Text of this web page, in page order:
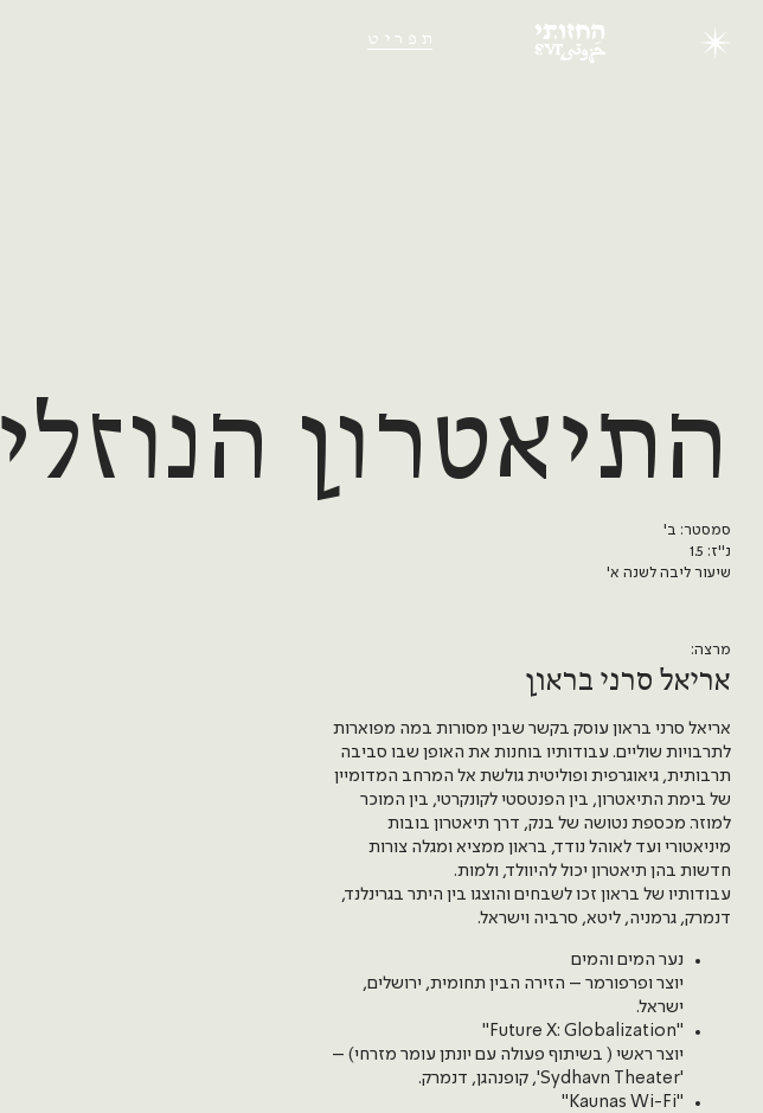
תפריט
התיאטרון הנוזלי
סמסטר: ב'
נ"ז: 1.5
שיעור ליבה לשנה א'
מרצה:
אריאל סרני בראון
אריאל סרני בראון עוסק בקשר שבין מסורות במה מפוארות
לתרבויות שוליים. עבודותיו בוחנות את האופן שבו סביבה
תרבותית, גיאוגרפית ופוליטית גולשת אל המרחב המדומיין
של בימת התיאטרון, בין הפנטסטי לקונקרטי, בין המוכר
למוזר. מכספת נטושה של בנק, דרך תיאטרון בובות
מיניאטורי ועד לאוהל נודד, בראון ממציא ומגלה צורות
חדשות בהן תיאטרון יכול להיוולד, ולמות.
עבודותיו של בראון זכו לשבחים והוצגו בין היתר בגרינלנד,
דנמרק, גרמניה, ליטא, סרביה וישראל.
נער המים והמים
יוצר ופרפורמר – הזירה הבין תחומית, ירושלים,
ישראל.
"Future X: Globalization"
יוצר ראשי ( בשיתוף פעולה עם יונתן עומר מזרחי) –
'Sydhavn Theater', קופנהגן, דנמרק.
"Kaunas Wi-Fi"